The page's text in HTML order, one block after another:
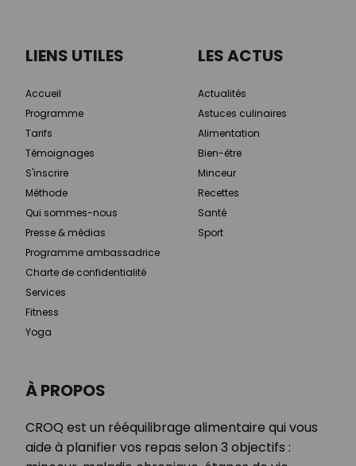
À PROPOS
CROQ est un rééquilibrage alimentaire qui vous
aide à planifier vos repas selon 3 objectifs :
LIENS UTILES
Accueil
Programme
Tarifs
Témoignages
S'inscrire
Méthode
Qui sommes-nous
Presse & médias
Programme ambassadrice
Charte de confidentialité
Services
Fitness
Yoga
LES ACTUS
Actualités
Astuces culinaires
Alimentation
Bien-être
Minceur
Recettes
Santé
Sport